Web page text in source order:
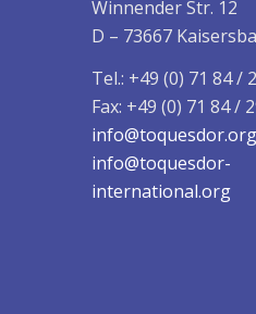
Winnender Str. 12
D – 73667
Tel.: +49 (0) 71 84 /
Fax: +49 (0) 71 84 /
info@toquesdor.org
info@toquesdor-
international.org